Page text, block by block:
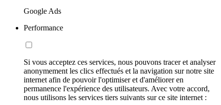
Google Ads
Performance
Si vous acceptez ces services, nous pouvons tracer et analyser
anonymement les clics effectués et la navigation sur notre site
internet afin de pouvoir l'optimiser et d'améliorer en
permanence l'expérience des utilisateurs. Avec votre accord,
nous utilisons les services tiers suivants sur ce site internet :